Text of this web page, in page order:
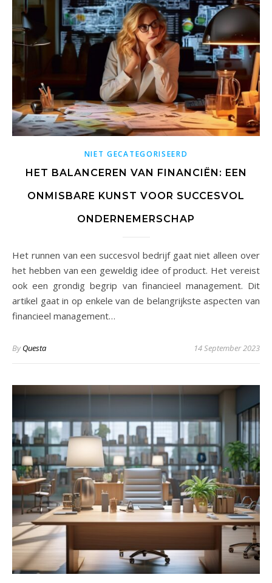
NIET GECATEGORISEERD
HET BALANCEREN VAN FINANCIËN: EEN
ONMISBARE KUNST VOOR SUCCESVOL
ONDERNEMERSCHAP
Het runnen van een succesvol bedrijf gaat niet alleen over
het hebben van een geweldig idee of product. Het vereist
ook een grondig begrip van financieel management. Dit
artikel gaat in op enkele van de belangrijkste aspecten van
financieel management…
ByQuesta 14 September 2023